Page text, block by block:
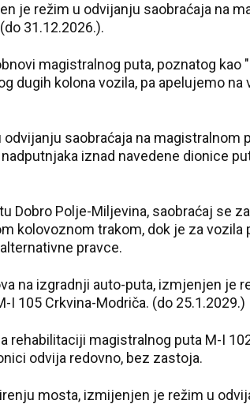
je režim u odvijanju saobraćaja na
31.12.2026.).
magistralnog puta, poznatog kao
dugih kolona vozila, pa apelujemo
saobraćaja na magistralnom
iznad navedene dionice
Dobro Polje-Miljevina, saobraćaj se
kolovoznom trakom, dok je za vozila
pravce.
na izgradnji auto-puta, izmjenjen je
I 105 Crkvina-Modriča. (do 25.1.2029.)
rehabilitaciji magistralnog puta M-I
odvija redovno, bez zastoja.
mosta, izmijenjen je režim u